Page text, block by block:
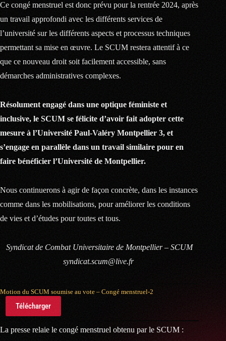
Ce congé menstruel est donc prévu pour la rentrée 2024, après
un travail approfondi avec les différents services de
l’université sur les différents aspects et processus techniques
permettant sa mise en œuvre. Le SCUM restera attentif à ce
que ce nouveau droit soit facilement accessible, sans
démarches administratives complexes.
Résolument engagé dans une optique féministe et
inclusive, le SCUM se félicite d’avoir fait adopter cette
mesure à l’Université Paul-Valéry Montpellier 3, et
s’engage en parallèle dans un travail similaire pour en
faire bénéficier l’Université de Montpellier.
Nous continuerons à agir de façon concrète, dans les instances
comme dans les mobilisations, pour améliorer les conditions
de vies et d’études pour toutes et tous.
Syndicat de Combat Universitaire de Montpellier – SCUM
syndicat.scum@live.fr
Motion du SCUM soumise au vote – Congé menstruel-2
Télécharger
La presse relaie le congé menstruel obtenu par le SCUM :